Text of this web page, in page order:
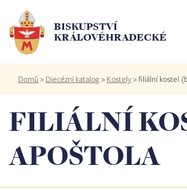
hlavnímu
obsahu
BISKUPSTVÍ
KRÁLOVÉHRADECKÉ
Drobečková
navigace
Domů > Diecézní katalog> Kostely>filiální kostel
FILIÁLNÍ
APOŠTOLA